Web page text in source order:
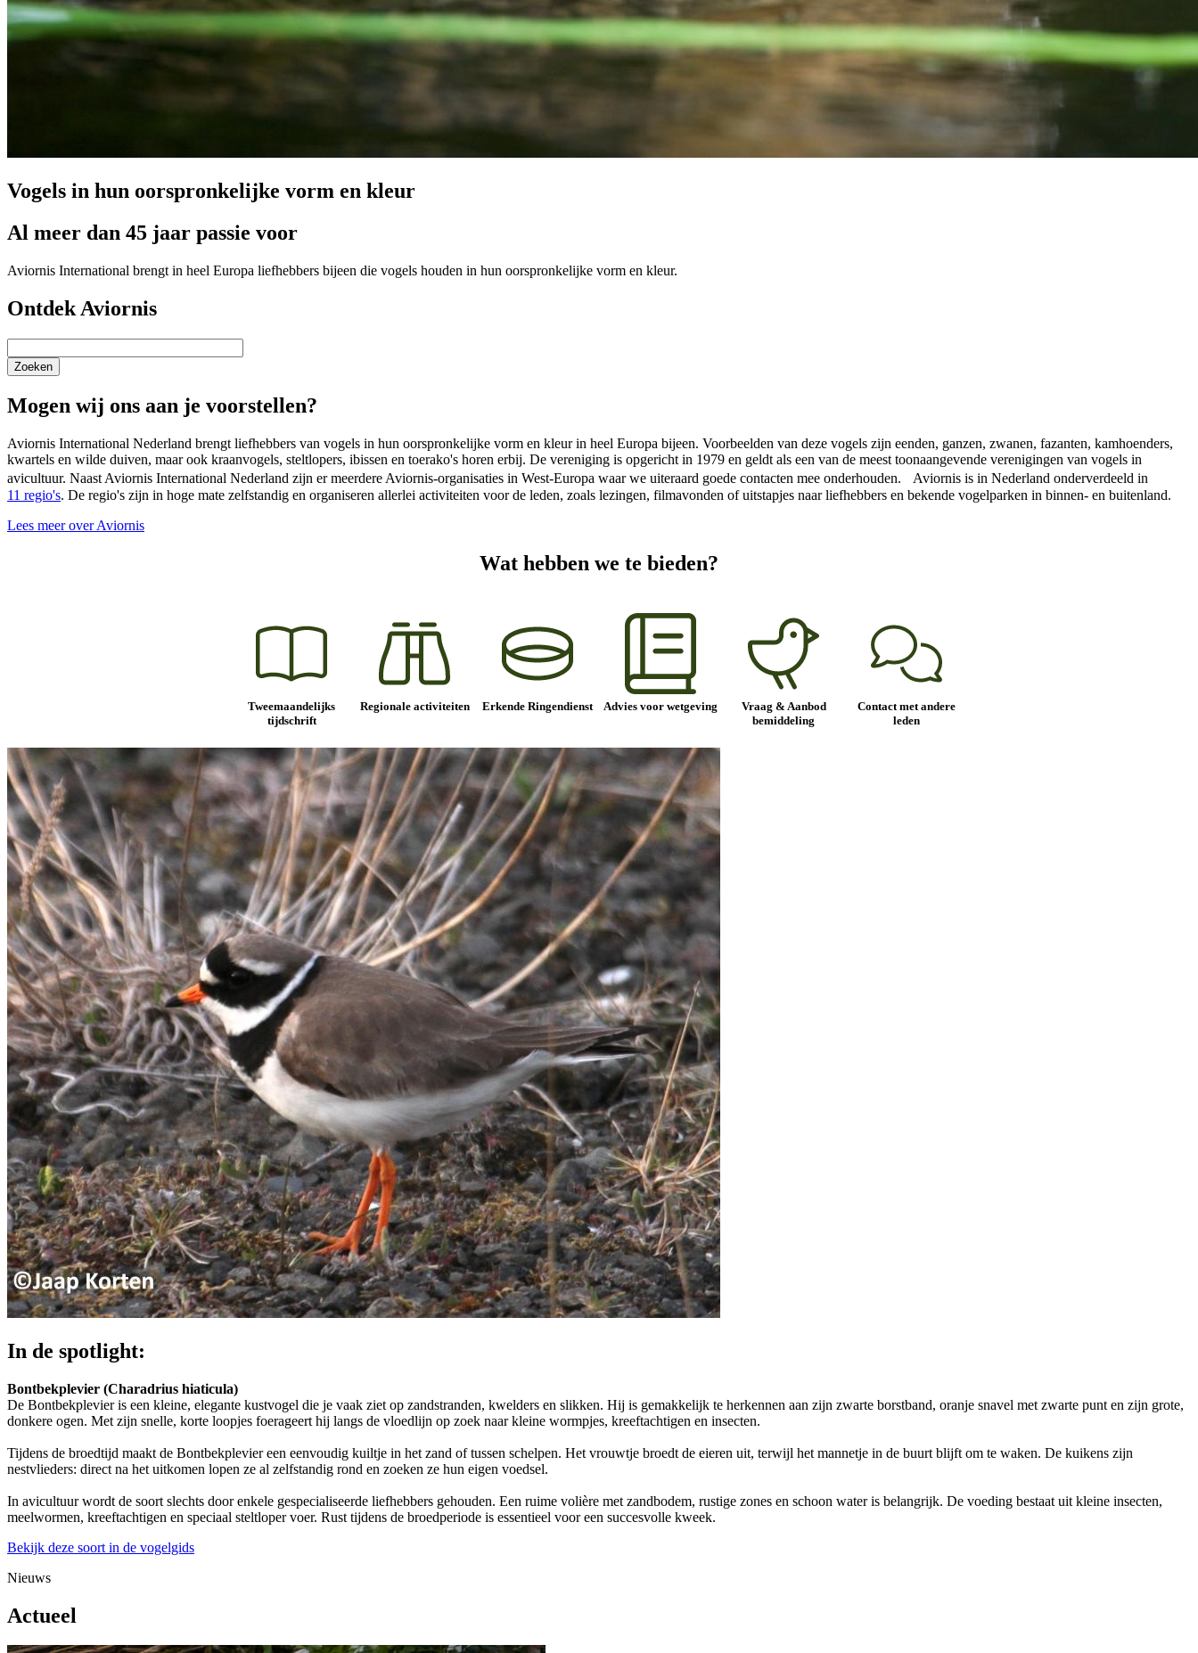
Vogels in hun oorspronkelijke vorm en kleur
Al meer dan 45 jaar passie voor
Aviornis International brengt in heel Europa liefhebbers bijeen die vogels houden in hun oorspronkelijke vorm en kleur.
Ontdek Aviornis
Mogen wij ons aan je voorstellen?
Aviornis International Nederland brengt liefhebbers van vogels in hun oorspronkelijke vorm en kleur in heel Europa bijeen. Voorbeelden van deze vogels zijn eenden, ganzen, zwanen, fazanten, kamhoenders,
kwartels en wilde duiven, maar ook kraanvogels, steltlopers, ibissen en toerako's horen erbij. De vereniging is opgericht in 1979 en geldt als een van de meest toonaangevende verenigingen van vogels in
avicultuur. Naast Aviornis International Nederland zijn er meerdere Aviornis-organisaties in West-Europa waar we uiteraard goede contacten mee onderhouden. Aviornis is in Nederland onderverdeeld in
11 regio's. De regio's zijn in hoge mate zelfstandig en organiseren allerlei activiteiten voor de leden, zoals lezingen, filmavonden of uitstapjes naar liefhebbers en bekende vogelparken in binnen- en buitenland.
Lees meer over Aviornis
Wat hebben we te bieden?
Tweemaandelijks
tijdschrift
Regionale activiteiten Erkende Ringendienst Advies voor wetgeving
Vraag & Aanbod
bemiddeling
Contact met andere
leden
In de spotlight:
Bontbekplevier (Charadrius hiaticula)
De Bontbekplevier is een kleine, elegante kustvogel die je vaak ziet op zandstranden, kwelders en slikken. Hij is gemakkelijk te herkennen aan zijn zwarte borstband, oranje snavel met zwarte punt en zijn grote,
donkere ogen. Met zijn snelle, korte loopjes foerageert hij langs de vloedlijn op zoek naar kleine wormpjes, kreeftachtigen en insecten.
Tijdens de broedtijd maakt de Bontbekplevier een eenvoudig kuiltje in het zand of tussen schelpen. Het vrouwtje broedt de eieren uit, terwijl het mannetje in de buurt blijft om te waken. De kuikens zijn
nestvlieders: direct na het uitkomen lopen ze al zelfstandig rond en zoeken ze hun eigen voedsel.
In avicultuur wordt de soort slechts door enkele gespecialiseerde liefhebbers gehouden. Een ruime volière met zandbodem, rustige zones en schoon water is belangrijk. De voeding bestaat uit kleine insecten,
meelwormen, kreeftachtigen en speciaal steltloper voer. Rust tijdens de broedperiode is essentieel voor een succesvolle kweek.
Bekijk deze soort in de vogelgids
Nieuws
Actueel